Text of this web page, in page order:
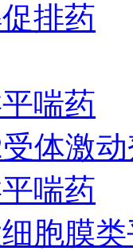
排药
喘药
体激
喘药
胞膜